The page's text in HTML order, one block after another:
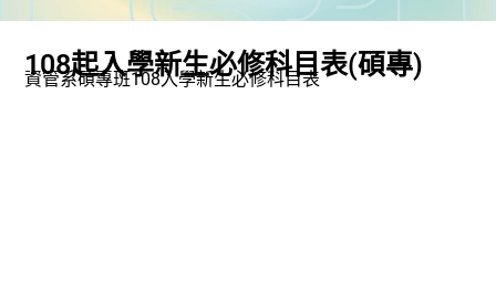
108起入學新生必修科目表(碩專)
資管系碩專班108入學新生必修科目表